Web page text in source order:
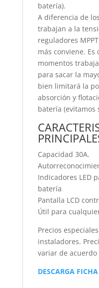
batería).
A diferencia de
trabajan a la
reguladores
más conviene.
momentos
para sacar la
bien limitará la
absorción y
batería (evitamos
Capacidad 30A.
Indicadores LED
batería
Pantalla LCD
Útil para
Precios
instaladores.
variar de
DESCARGA